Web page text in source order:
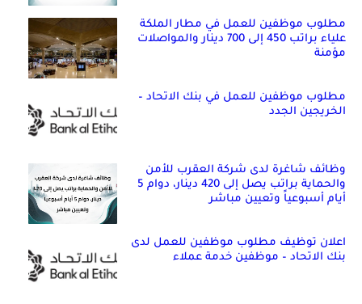
مطلوب موظفين للعمل في مطار الملكة
علياء براتب 450 إلى 700 دينار والمواصلات
مؤمنة
مطلوب موظفين للعمل في بنك الاتحاد –
الخريجين الجدد
وظائف شاغرة لدى شركة العقرب للأمن
والحماية براتب يصل إلى 420 دينار، دوام 5
أيام أسبوعياً وتعيين مباشر
اعلان توظيف مطلوب موظفين للعمل لدى
بنك الاتحاد – موظفين خدمة عملاء